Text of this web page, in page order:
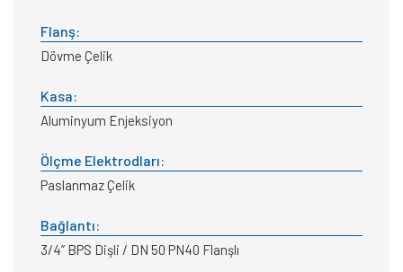
Flanş:
Dövme Çelik
Kasa:
Aluminyum Enjeksiyon
Ölçme Elektrodları:
Paslanmaz Çelik
Bağlantı:
3/4” BPS Dişli / DN 50 PN40 Flanşlı